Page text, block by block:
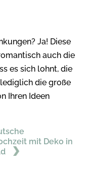
Ja! Diese
auch die
es sich lohnt, die
die große
Ihren Ideen
mit Deko in